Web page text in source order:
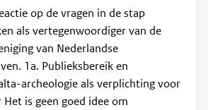
op de vragen in de stap
als vertegenwoordiger van de
van Nederlandse
1a. Publieksbereik en
archeologie als verplichting voor
is geen goed idee om